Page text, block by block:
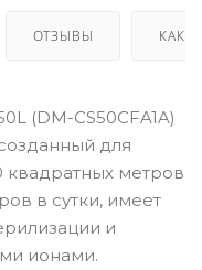
ОТЗЫВЫ КАК
(DM-CS50CFA1A)
для
метров
в сутки, имеет
и
ионами.